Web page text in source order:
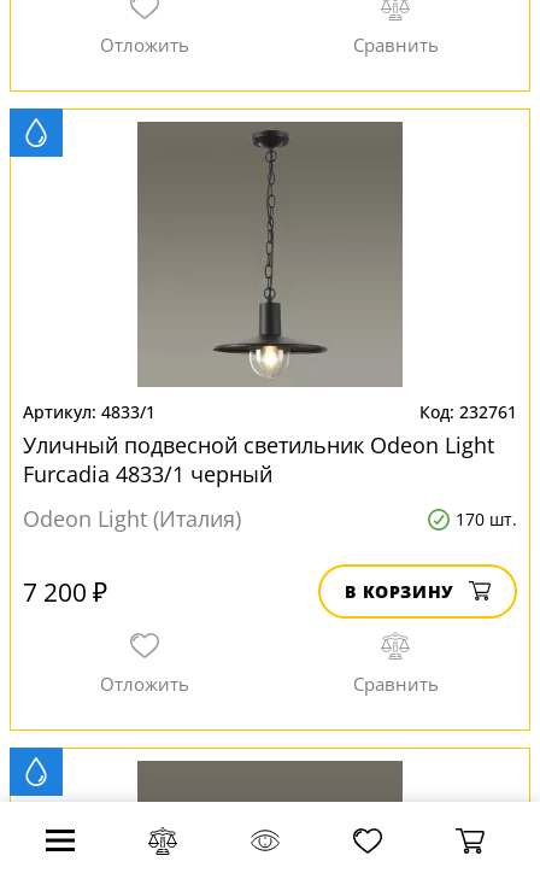
4833/1 232761
Уличный подвесной светильник Odeon Light
Furcadia 4833/1 черный
Odeon Light (Италия)
170 шт.
7 200 ₽ В КОРЗИНУ